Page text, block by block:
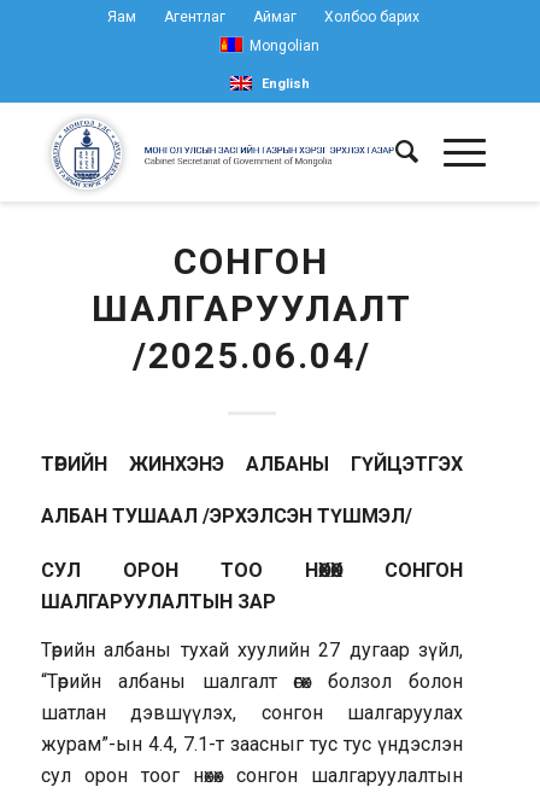
Яам Агентлаг Аймаг
Холбоо барих
Mongolian
English
СОНГОН
ШАЛГАРУУЛАЛТ
/2025.06.04/
ТӨРИЙН ЖИНХЭНЭ АЛБАНЫ ГҮЙЦЭТГЭХ
АЛБАН ТУШААЛ /ЭРХЭЛСЭН ТҮШМЭЛ/
СУЛ ОРОН ТОО НӨХӨХ СОНГОН
ШАЛГАРУУЛАЛТЫН ЗАР
Төрийн албаны тухай хуулийн 27 дугаар зүйл,
“Төрийн албаны шалгалт өгөх болзол болон
шатлан дэвшүүлэх, сонгон шалгаруулах
журам”-ын 4.4, 7.1-т заасныг тус тус үндэслэн
сул орон тоог нөхөх сонгон шалгаруулалтын